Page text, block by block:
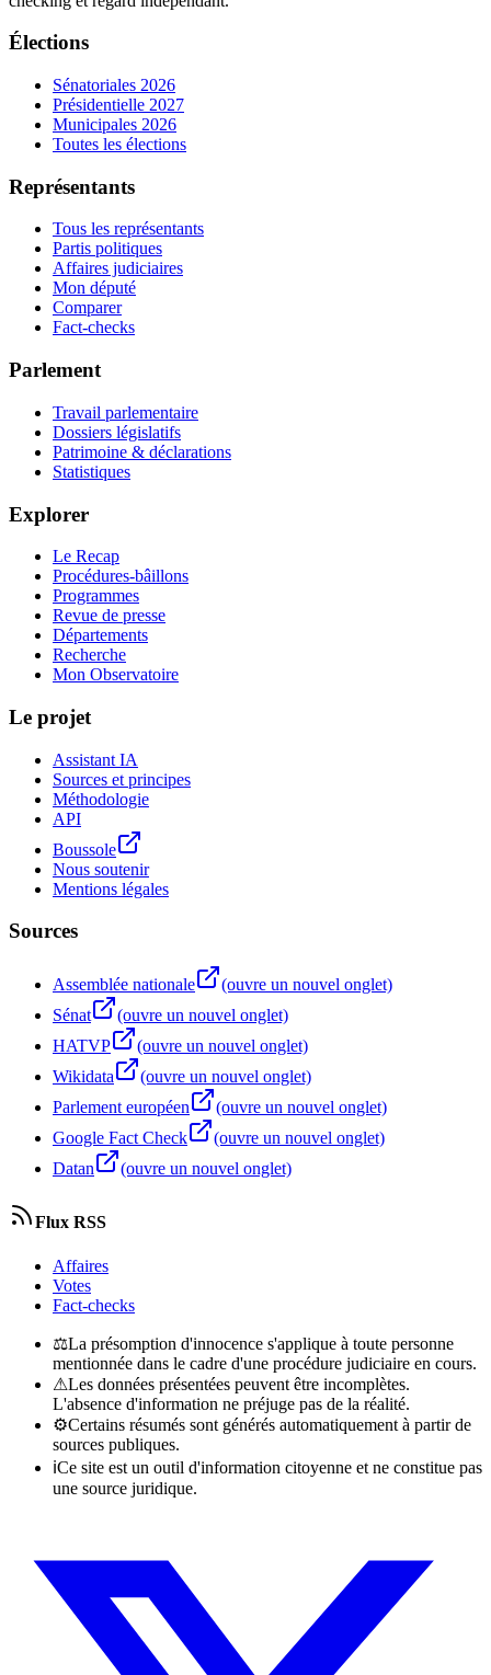
Élections
Sénatoriales 2026
Présidentielle 2027
Municipales 2026
Toutes les élections
Représentants
Tous les représentants
Partis politiques
Affaires judiciaires
Mon député
Comparer
Fact-checks
Parlement
Travail parlementaire
Dossiers législatifs
Patrimoine & déclarations
Statistiques
Explorer
Le Recap
Procédures-bâillons
Programmes
Revue de presse
Départements
Recherche
Mon Observatoire
Le projet
Assistant IA
Sources et principes
Méthodologie
API
Boussole
Nous soutenir
Mentions légales
Sources
Assemblée nationale
(ouvre un nouvel onglet)
Sénat
(ouvre un nouvel onglet)
HATVP
(ouvre un nouvel onglet)
Wikidata
(ouvre un nouvel onglet)
Parlement européen
(ouvre un nouvel onglet)
Google Fact Check
(ouvre un nouvel onglet)
Datan
(ouvre un nouvel onglet)
Flux RSS
Affaires
Votes
Fact-checks
⚖La présomption d'innocence s'applique à toute personne
mentionnée dans le cadre d'une procédure judiciaire en cours.
⚠Les données présentées peuvent être incomplètes.
L'absence d'information ne préjuge pas de la réalité.
⚙Certains résumés sont générés automatiquement à partir de
sources publiques.
ℹCe site est un outil d'information citoyenne et ne constitue pas
une source juridique.